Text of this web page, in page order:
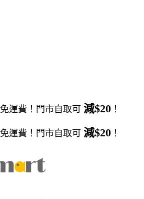
免運費！門市自取可 減$20 ！
免運費！門市自取可 減$20 ！